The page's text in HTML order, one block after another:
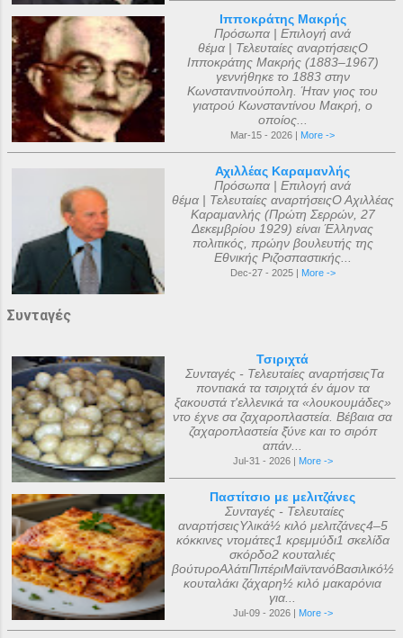
Ιπποκράτης Μακρής
Πρόσωπα | Επιλογή ανά
θέμα | Τελευταίες αναρτήσειςΟ
Ιπποκράτης Μακρής (1883–1967)
γεννήθηκε το 1883 στην
Κωνσταντινούπολη. Ήταν γιος του
γιατρού Κωνσταντίνου Μακρή, ο
οποίος...
Mar-15 - 2026 | More ->
Αχιλλέας Καραμανλής
Πρόσωπα | Επιλογή ανά
θέμα | Τελευταίες αναρτήσειςΟ Αχιλλέας
Καραμανλής (Πρώτη Σερρών, 27
Δεκεμβρίου 1929) είναι Έλληνας
πολιτικός, πρώην βουλευτής της
Εθνικής Ριζοσπαστικής...
Dec-27 - 2025 | More ->
Συνταγές
Τσιριχτά
Συνταγές - Τελευταίες αναρτήσειςΤα
ποντιακά τα τσιριχτά έν άμον τα
ξακουστά τ'ελλενικά τα «λουκουμάδες»
ντο έχνε σα ζαχαροπλαστεία. Βέβαια σα
ζαχαροπλαστεία ξ̌ύνε και το σιρόπ
απάν...
Jul-31 - 2026 | More ->
Παστίτσιο με μελιτζάνες
Συνταγές - Τελευταίες
αναρτήσειςΥλικά½ κιλό μελιτζάνες4–5
κόκκινες ντομάτες1 κρεμμύδι1 σκελίδα
σκόρδο2 κουταλιές
βούτυροΑλάτιΠιπέριΜαϊντανόΒασιλικό½
κουταλάκι ζάχαρη½ κιλό μακαρόνια
για...
Jul-09 - 2026 | More ->